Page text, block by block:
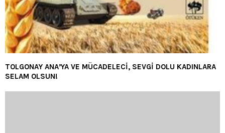
TOLGONAY ANA’YA VE MÜCADELECİ, SEVGİ DOLU KADINLARA
SELAM OLSUN!